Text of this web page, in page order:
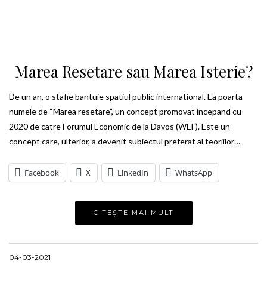
Marea Resetare sau Marea Isterie?
De un an, o stafie bantuie spatiul public international. Ea poarta
numele de “Marea resetare”, un concept promovat incepand cu
2020 de catre Forumul Economic de la Davos (WEF). Este un
concept care, ulterior, a devenit subiectul preferat al teoriilor…
Facebook X LinkedIn WhatsApp
CITEȘTE MAI MULT
04-03-2021